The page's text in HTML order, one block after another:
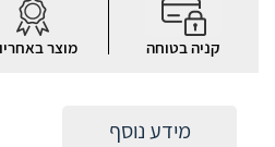
קניה בטוחה מוצר
מידע נוסף